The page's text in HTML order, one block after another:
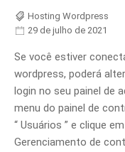
Hosting Wordpress
29 de julho de 2021
Se você estiver
wordpress, poderá
login no seu painel de
menu do painel de
“ Usuários ” e clique
Gerenciamento de